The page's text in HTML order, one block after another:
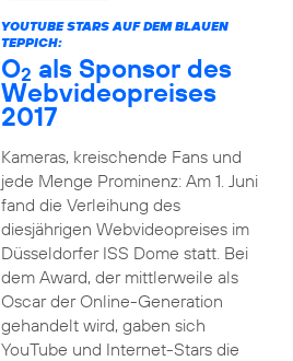
YOUTUBE STARS AUF DEM BLAUEN
TEPPICH:
O2 als Sponsor des
Webvideopreises
2017
Kameras, kreischende Fans und
jede Menge Prominenz: Am 1. Juni
fand die Verleihung des
diesjährigen Webvideopreises im
Düsseldorfer ISS Dome statt. Bei
dem Award, der mittlerweile als
Oscar der Online-Generation
gehandelt wird, gaben sich
YouTube und Internet-Stars die